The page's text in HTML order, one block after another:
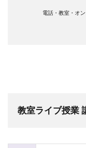
電話・教室・オ
教室ライブ授業